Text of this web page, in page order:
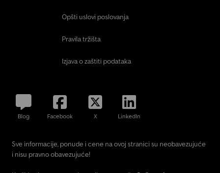
Opšti uslovi poslovanja
Pravila tržišta
Izjava o zaštiti podataka
Blog Facebook X LinkedIn
Sve informacije, ponude i cene na ovoj stranici su neobavezujuće
i nisu pravno obavezujuće!